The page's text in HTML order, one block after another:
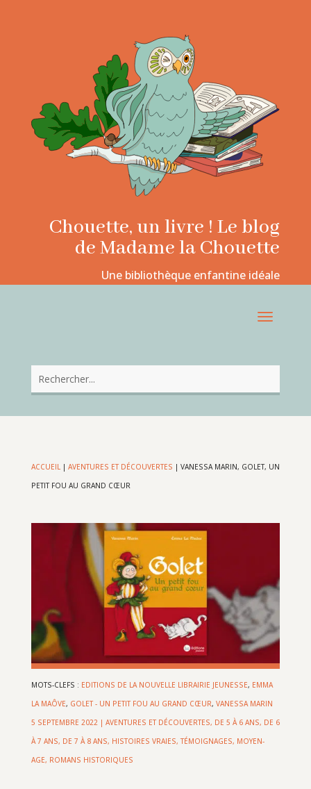
Chouette, un livre ! Le blog
de Madame la Chouette
Une bibliothèque enfantine idéale
ACCUEIL| AVENTURES ET DÉCOUVERTES | VANESSA MARIN, GOLET, UN
PETIT FOU AU GRAND CŒUR
MOTS-CLEFS : EDITIONS DE LA NOUVELLE LIBRAIRIE JEUNESSE, EMMA
LA MAÔVE, GOLET - UN PETIT FOU AU GRAND CŒUR, VANESSA MARIN
5 SEPTEMBRE 2022 | AVENTURES ET DÉCOUVERTES, DE 5 À 6 ANS, DE 6
À 7 ANS, DE 7 À 8 ANS, HISTOIRES VRAIES, TÉMOIGNAGES, MOYEN-
AGE, ROMANS HISTORIQUES